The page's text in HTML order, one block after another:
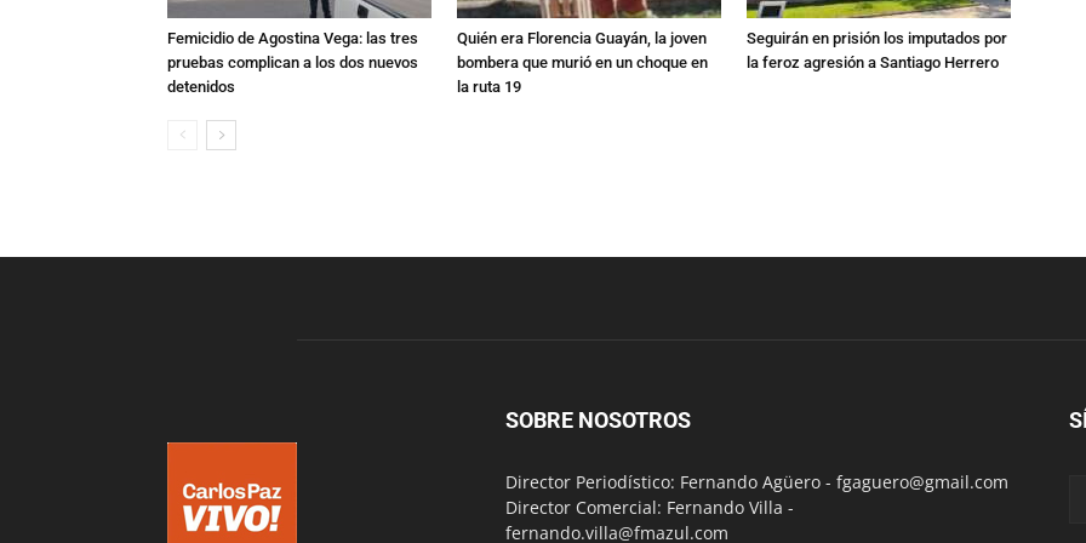
Femicidio de Agostina Vega: las tres
pruebas complican a los dos nuevos
detenidos
Quién era Florencia Guayán, la joven
bombera que murió en un choque en
la ruta 19
Seguirán en prisión los imputados por
la feroz agresión a Santiago Herrero
SOBRE NOSOTROS
Director Periodístico: Fernando Agüero - fgaguero@gmail.com
Director Comercial: Fernando Villa -
fernando.villa@fmazul.com